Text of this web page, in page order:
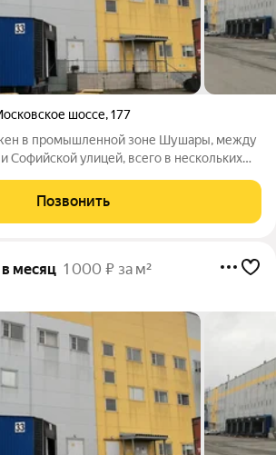
шоссе,177
в промышленной зоне Шушары, между
Софийской улицей, всего в нескольких
рабочая высота потолков 12,5
метра,
Позвонить
в месяц 1 000 ₽ за м²